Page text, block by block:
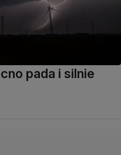
pada i silnie